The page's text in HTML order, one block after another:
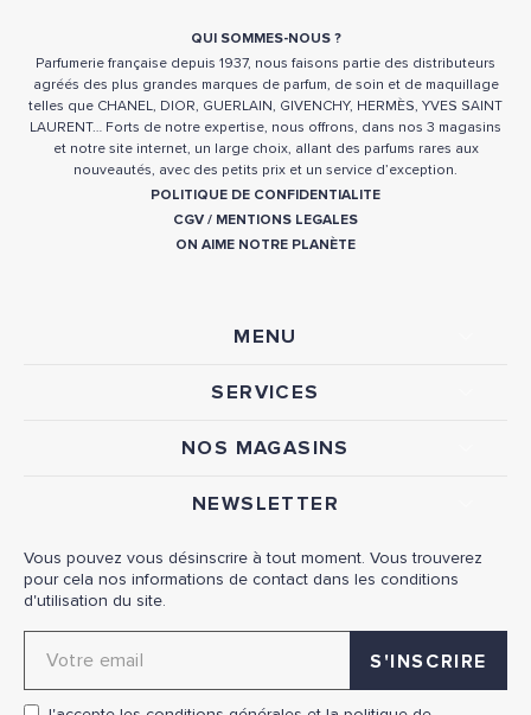
QUI SOMMES-NOUS ?
Parfumerie française depuis 1937, nous faisons partie des distributeurs
agréés des plus grandes marques de parfum, de soin et de maquillage
telles que CHANEL, DIOR, GUERLAIN, GIVENCHY, HERMÈS, YVES SAINT
LAURENT… Forts de notre expertise, nous offrons, dans nos 3 magasins
et notre site internet, un large choix, allant des parfums rares aux
nouveautés, avec des petits prix et un service d’exception.
POLITIQUE DE CONFIDENTIALITE
CGV / MENTIONS LEGALES
ON AIME NOTRE PLANÈTE
MENU
SERVICES
NOS MAGASINS
NEWSLETTER
Vous pouvez vous désinscrire à tout moment. Vous trouverez
pour cela nos informations de contact dans les conditions
d'utilisation du site.